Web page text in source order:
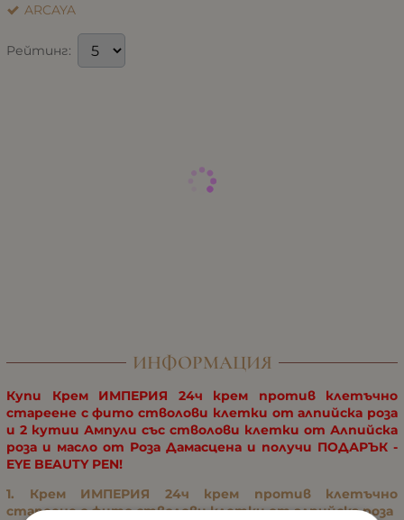
ARCAYA
Рейтинг:
ИНФОРМАЦИЯ
Купи Крем ИМПЕРИЯ 24ч крем против клетъчно
стареене с фито стволови клетки от алпийска роза
и 2 кутии Ампули със стволови клетки от Алпийска
роза и масло от Роза Дамасцена и получи ПОДАРЪК -
EYE BEAUTY PEN!
1. Крем ИМПЕРИЯ 24ч крем против клетъчно
стареене с фито стволови клетки от алпийска роза